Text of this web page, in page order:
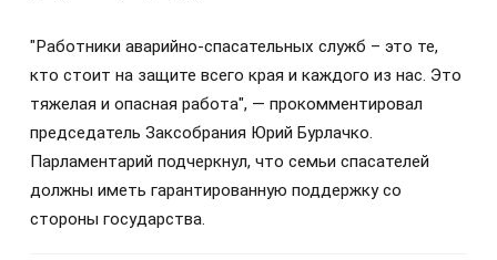
"Работники аварийно-спасательных служб – это те,
кто стоит на защите всего края и каждого из нас. Это
тяжелая и опасная работа", — прокомментировал
председатель Заксобрания Юрий Бурлачко.
Парламентарий подчеркнул, что семьи спасателей
должны иметь гарантированную поддержку со
стороны государства.